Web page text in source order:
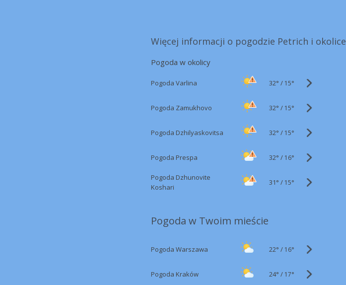
Więcej informacji o pogodzie Petrich i okolice
Pogoda w okolicy
Pogoda Varlina 32° / 15°
Pogoda Zamukhovo 32° / 15°
Pogoda Dzhilyaskovitsa 32° / 15°
Pogoda Prespa 32° / 16°
Pogoda Dzhunovite
Koshari
31° / 15°
Pogoda w Twoim mieście
Pogoda Warszawa 22° / 16°
Pogoda Kraków 24° / 17°